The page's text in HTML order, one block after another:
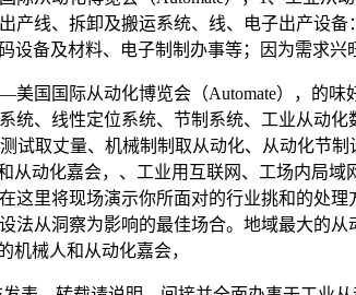
产线、拆卸及搬运系统、线、电子出产设
设备及材料、电子制制办事等；因为需求
国际从动化博览会（Automate），的味
统、线性定位系统、节制系统、工业从动
试取丈量、机械制制取从动化、从动化节
从动化嘉会，、工业用互联网、工场内局
这里将现场演示你所面对的行业挑和的处
法从洞察为影响的最佳场合。地域最大的
机械人和从动化嘉会，